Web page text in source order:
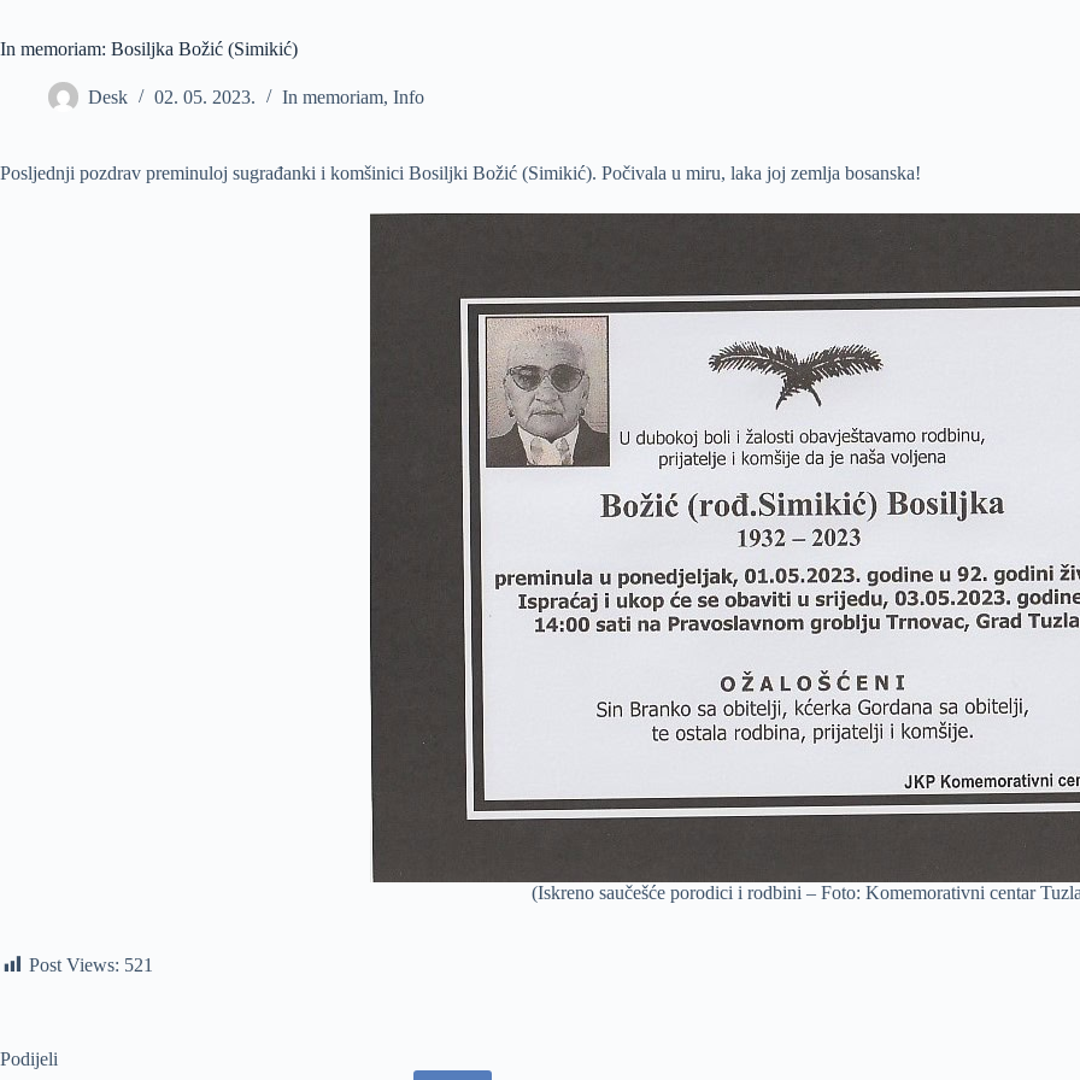
In memoriam: Bosiljka Božić (Simikić)
Desk 02. 05. 2023. In memoriam, Info
Posljednji pozdrav preminuloj sugrađanki i komšinici Bosiljki Božić (Simikić). Počivala u miru, laka joj zemlja bosanska!
(Iskreno saučešće porodici i rodbini – Foto: Komemorativni centar
Post Views: 521
Podijeli